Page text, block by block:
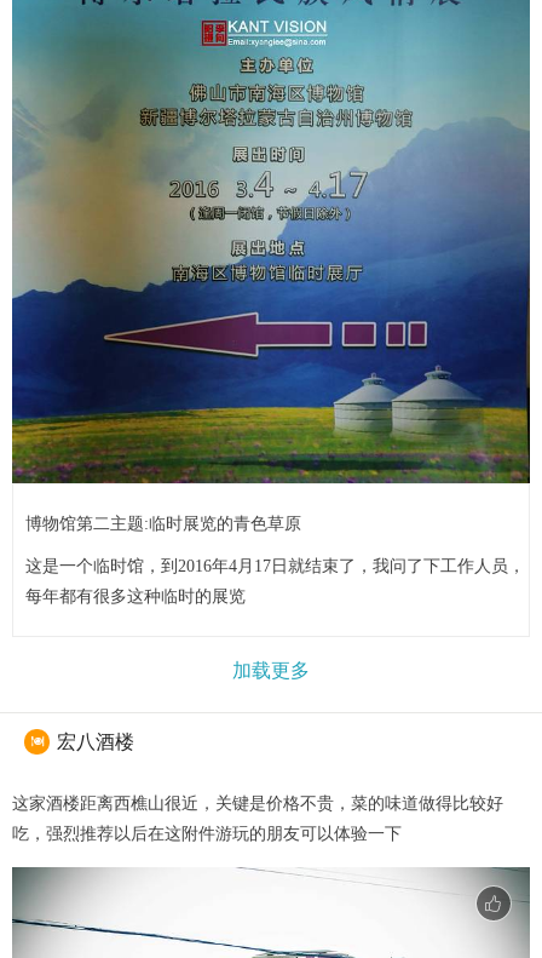
博物馆第二主题:临时展览的青色草原
这是一个临时馆，到2016年4月17日就结束了，我问了下工作人员，
每年都有很多这种临时的展览
加载更多
 宏八酒楼
这家酒楼距离西樵山很近，关键是价格不贵，菜的味道做得比较好
吃，强烈推荐以后在这附件游玩的朋友可以体验一下